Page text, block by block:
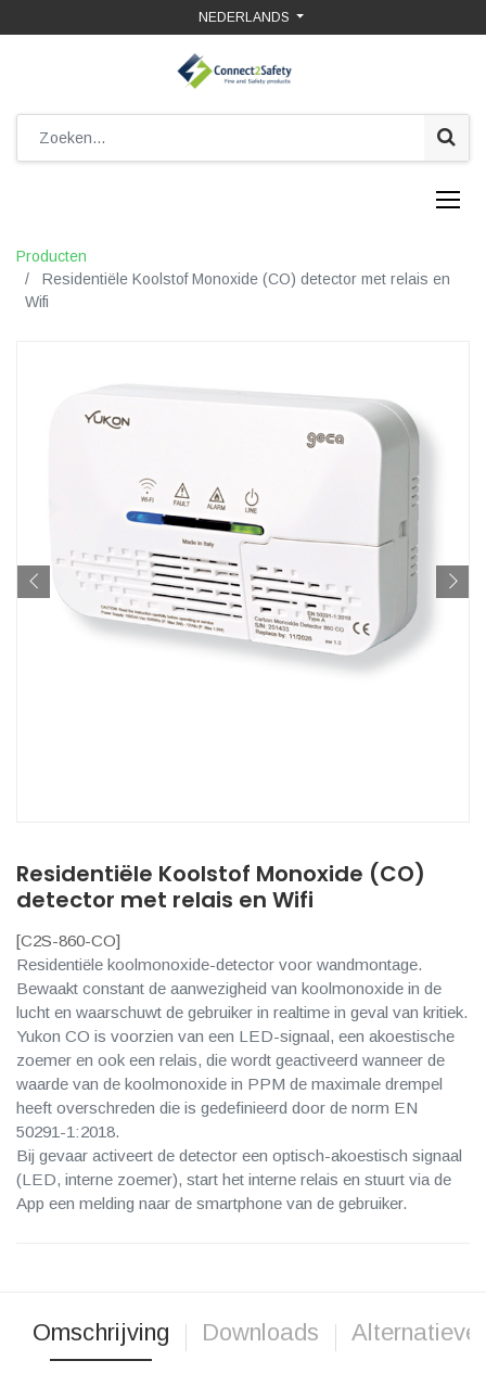
NEDERLANDS
Producten
Residentiële Koolstof Monoxide (CO) detector met relais en
Wifi
Residentiële Koolstof Monoxide (CO)
detector met relais en Wifi
[C2S-860-CO]
Residentiële koolmonoxide-detector voor wandmontage.
Bewaakt constant de aanwezigheid van koolmonoxide in de
lucht en waarschuwt de gebruiker in realtime in geval van kritiek.
Yukon CO is voorzien van een LED-signaal, een akoestische
zoemer en ook een relais, die wordt geactiveerd wanneer de
waarde van de koolmonoxide in PPM de maximale drempel
heeft overschreden die is gedefinieerd door de norm EN
50291-1:2018.
Bij gevaar activeert de detector een optisch-akoestisch signaal
(LED, interne zoemer), start het interne relais en stuurt via de
App een melding naar de smartphone van de gebruiker.
Omschrijving Downloads Alternatieve